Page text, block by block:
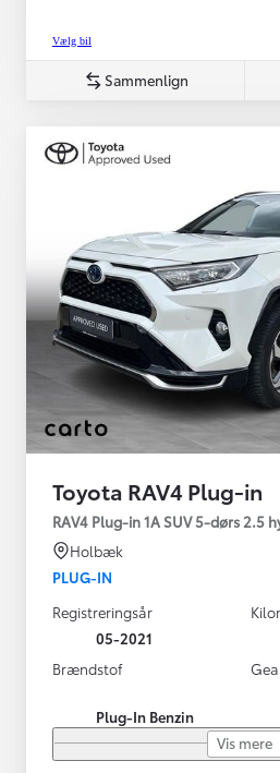
Vælg bil
Sammenlign
Toyota RAV4 Plug-in
RAV4 Plug-in 1A SUV 5-dørs 2.5
Holbæk
PLUG-IN
Registreringsår
05-2021
Brændstof
Plug-In Benzin
Vis mere